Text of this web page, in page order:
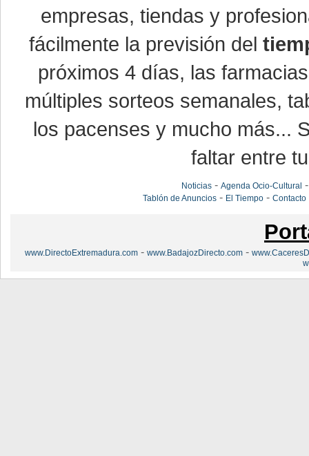
empresas, tiendas y
fácilmente la previsión del
próximos 4 días, las
múltiples sorteos semanales,
los pacenses y mucho más...
faltar entre
Noticias -Agenda Ocio-Cultural
Tablón de Anuncios - El Tiempo -Contacto
www.DirectoExtremadura.com - www.BadajozDirecto.com -